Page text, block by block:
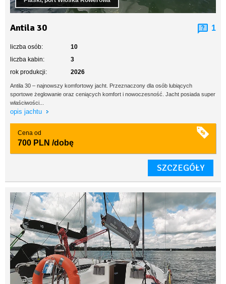
Antila 30 1
liczba osób:
10
liczba kabin:
3
rok produkcji:
2026
Antila 30 – najnowszy komfortowy jacht. Przeznaczony dla osób lubiących
sportowe żeglowanie oraz ceniących komfort i nowoczesność. Jacht posiada super
właściwości...
opis jachtu
Cena od
700 PLN /dobę
SZCZEGÓŁY